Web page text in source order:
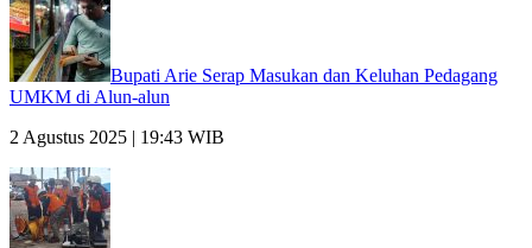
Bupati Arie Serap Masukan dan Keluhan Pedagang
UMKM di Alun-alun
2 Agustus 2025 | 19:43 WIB